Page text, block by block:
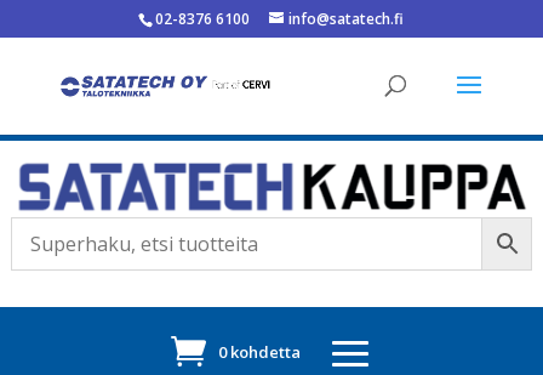
02-8376 6100 info@satatech.fi
0 kohdetta